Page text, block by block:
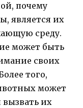
почему
является их
среду.
может быть
своих
того,
может
их